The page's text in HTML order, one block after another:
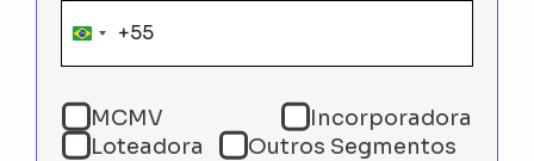
Brazil
+55
+55
MCMV
Incorporadora
Loteadora
Outros Segmentos